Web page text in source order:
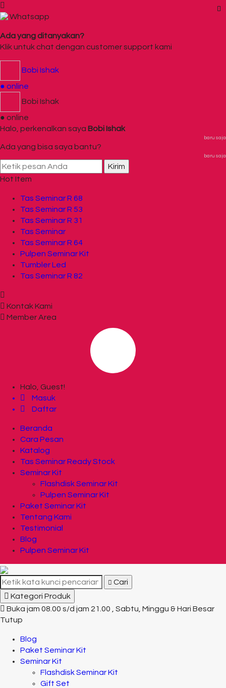
Whatsapp
Ada yang ditanyakan?
Klik untuk chat dengan customer support kami
Bobi Ishak
● online
Bobi Ishak
● online
Halo, perkenalkan saya Bobi Ishak
baru saja
Ada yang bisa saya bantu?
baru saja
Kirim
Hot Item
Tas Seminar R 68
Tas Seminar R 53
Tas Seminar R 31
Tas Seminar
Tas Seminar R 64
Pulpen Seminar Kit
Tumbler Led
Tas Seminar R 82
Kontak Kami
Member Area
Halo, Guest!
Masuk
Daftar
Beranda
Cara Pesan
Katalog
Tas Seminar Ready Stock
Seminar Kit
Flashdisk Seminar Kit
Pulpen Seminar Kit
Paket Seminar Kit
Tentang Kami
Testimonial
Blog
Pulpen Seminar Kit
Cari
Kategori Produk
Buka jam 08.00 s/d jam 21.00 , Sabtu, Minggu & Hari Besar
Tutup
Blog
Paket Seminar Kit
Seminar Kit
Flashdisk Seminar Kit
Gift Set